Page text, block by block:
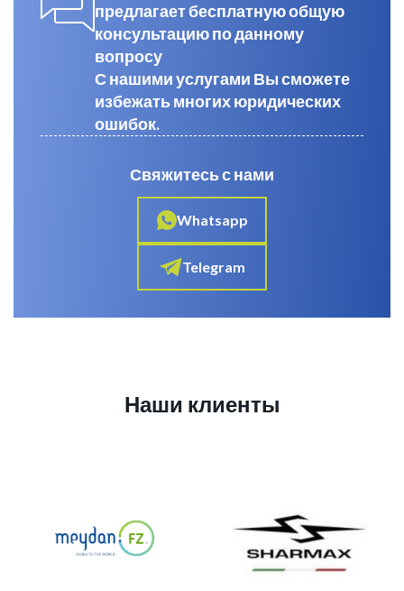
предлагает бесплатную общую
консультацию по данному
вопросу
С нашими услугами Вы сможете
избежать многих юридических
ошибок.
Свяжитесь с нами
Whatsapp
Telegram
Наши клиенты